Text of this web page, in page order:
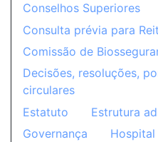
Conselhos Superiores
Consulta prévia para
Comissão de
Decisões, resoluções,
circulares
Estatuto
Estrutura
Governança